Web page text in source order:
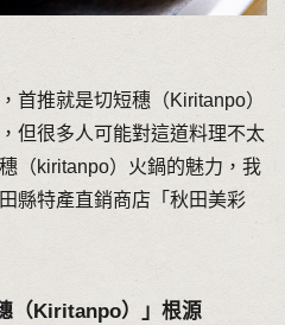
首推就是切短穗（Kiritanpo）
但很多人可能對這道料理不太
（kiritanpo）火鍋的魅力，我
縣特產直銷商店「秋田美彩
（Kiritanpo）」根源